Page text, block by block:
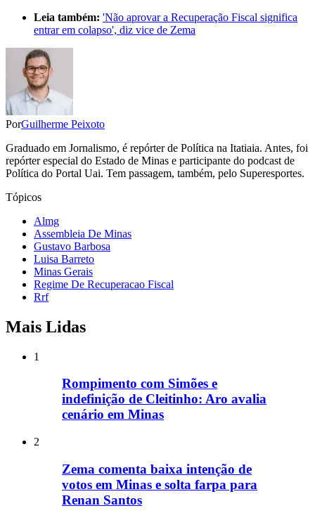
Leia também: 'Não aprovar a Recuperação Fiscal significa
entrar em colapso', diz vice de Zema
PorGuilherme Peixoto
Graduado em Jornalismo, é repórter de Política na Itatiaia. Antes, foi
repórter especial do Estado de Minas e participante do podcast de
Política do Portal Uai. Tem passagem, também, pelo Superesportes.
Tópicos
Almg
Assembleia De Minas
Gustavo Barbosa
Luisa Barreto
Minas Gerais
Regime De Recuperacao Fiscal
Rrf
Mais Lidas
1
Rompimento com Simões e
indefinição de Cleitinho: Aro avalia
cenário em Minas
2
Zema comenta baixa intenção de
votos em Minas e solta farpa para
Renan Santos